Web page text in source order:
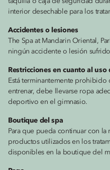
interior desechable para los
Accidentes o lesiones
The Spa at Mandarin Oriental,
ningún accidente o lesión
Restricciones en cuanto al uso
Está terminantemente prohibido
entrenar, debe llevarse ropa
deportivo en el gimnasio.
Boutique del spa
Para que pueda continuar con la
productos utilizados en los
disponibles en la boutique del